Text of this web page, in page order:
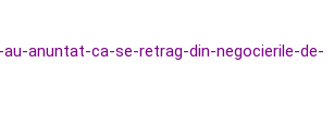
anuntat-ca-se-retrag-din-negocierile-de-